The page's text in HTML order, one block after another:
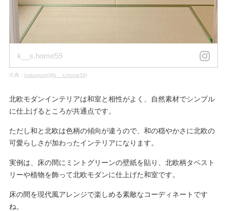
k__s.home59
出典： instagram(@k__s.home59)
北欧モダンインテリアは和室と相性がよく、自然素材でシンプル
に仕上げるところが共通点です。
ただし和と北欧は色柄の傾向が違うので、和の穏やかさに北欧の
可愛らしさが加わったインテリアになります。
実例は、床の間にミントグリーンの壁紙を貼り、北欧柄タペスト
リーや植物を飾って北欧モダンに仕上げた和室です。
床の間を現代風アレンジで楽しめる素敵なコーディネートです
ね。